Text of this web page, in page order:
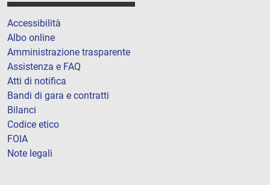
Accessibilità
Albo online
Amministrazione trasparente
Assistenza e FAQ
Atti di notifica
Bandi di gara e contratti
Bilanci
Codice etico
FOIA
Note legali